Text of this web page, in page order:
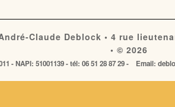
Claude Deblock • 4 rue
• © 2026
- NAPI: 51001139 - tél: 06 51 28 87 29 - Email: